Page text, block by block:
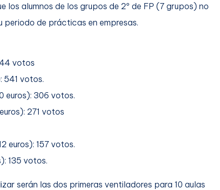
los alumnos de los grupos de 2º de FP (7 grupos) no
periodo de prácticas en empresas.
votos
541 votos.
euros): 306 votos.
271 votos
euros): 157 votos.
135 votos.
serán las dos primeras ventiladores para 10 aulas